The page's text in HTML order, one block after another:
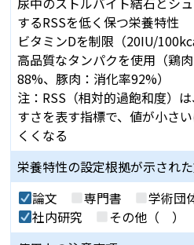
するRSSを低く保つ栄養特性
ビタミンDを制限（20IU/
高品質なタンパクを使用（鶏
88%、豚肉：消化率92%）
注：RSS（相対的過飽和度）
すさを表す指標で、値が小さ
くくなる
栄養特性の設定根拠が示され
論文
専門書 学術団
社内研究
その他（ ）